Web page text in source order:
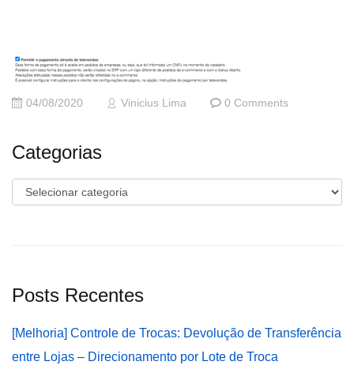
04/08/2020 Vinicius Lima 0 Comments
Categorias
Categorias
Posts Recentes
[Melhoria] Controle de Trocas: Devolução de Transferência
entre Lojas – Direcionamento por Lote de Troca